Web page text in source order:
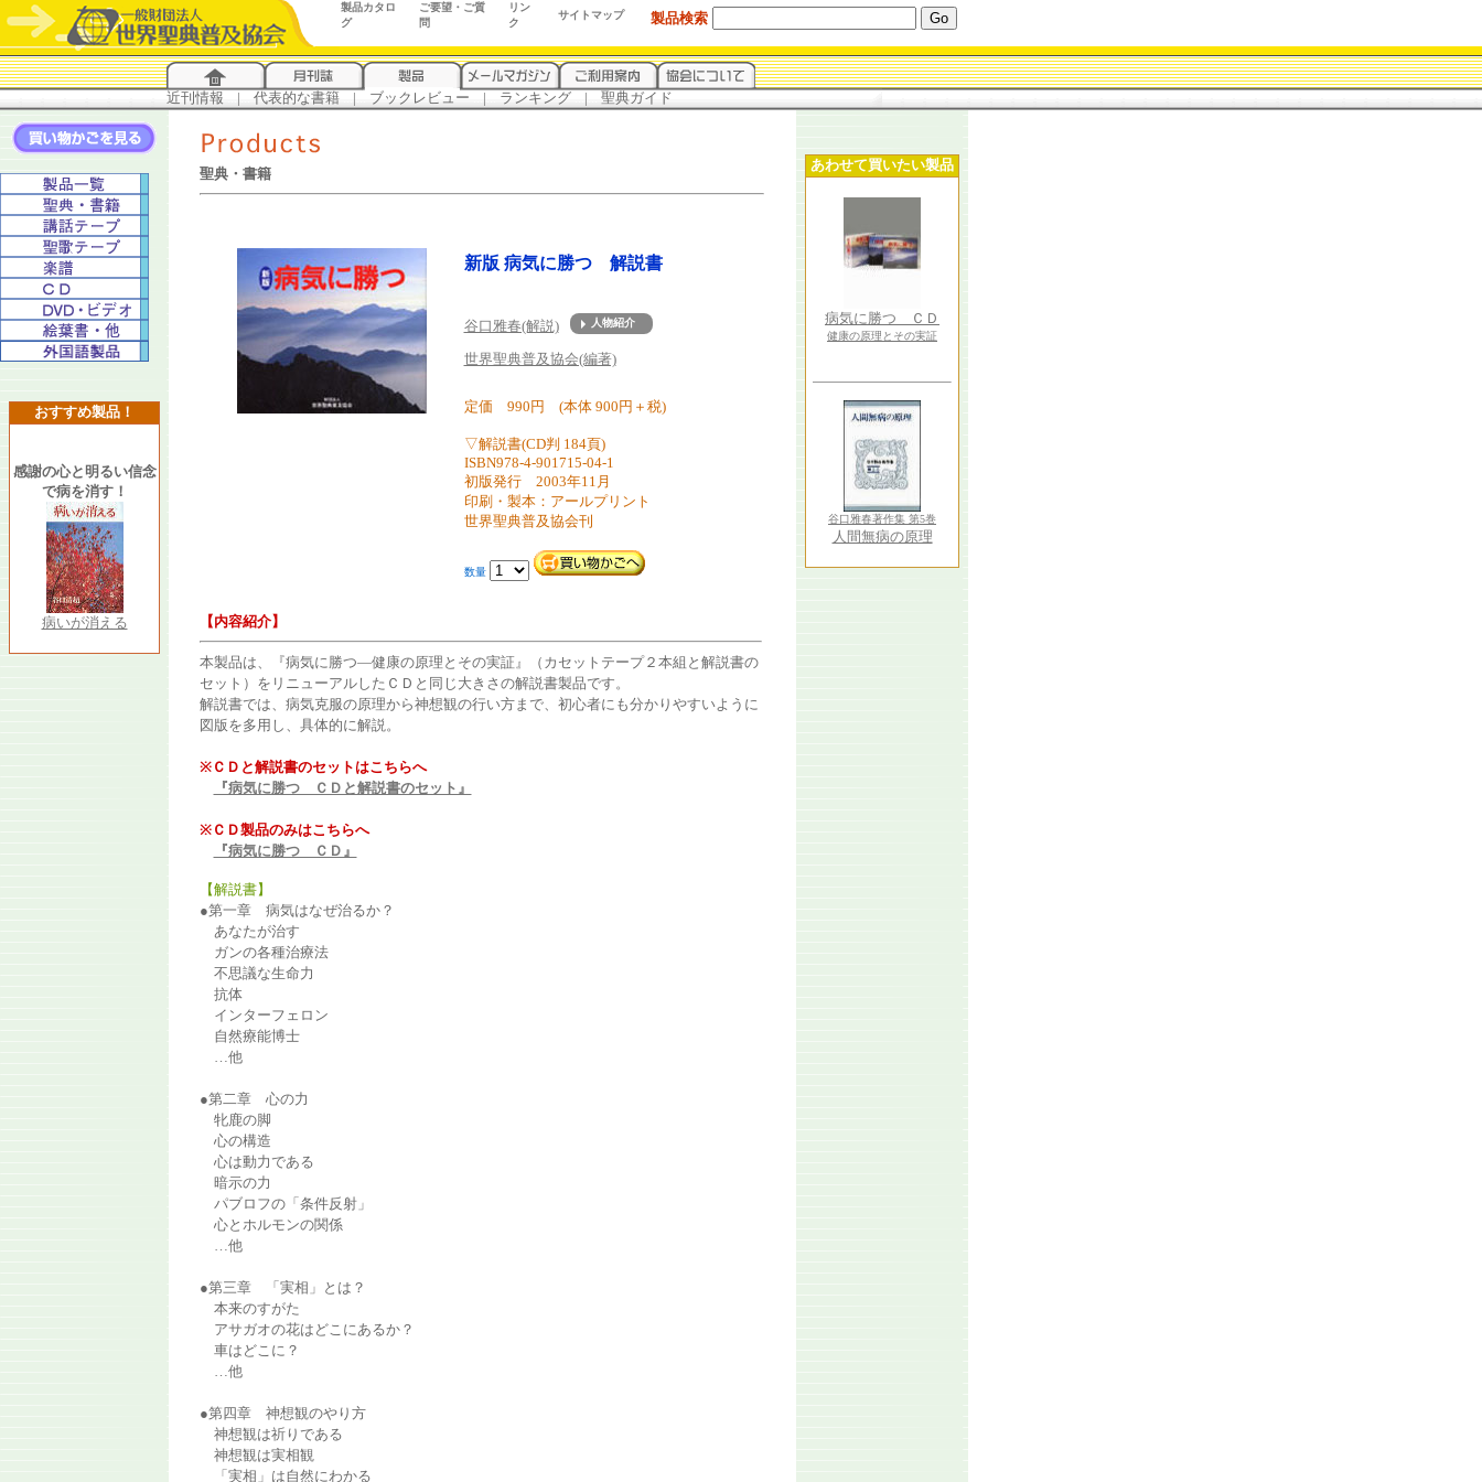
製品カタロ
グ
ご要望・ご質
問
リン
ク
サイトマップ 製品検索
近刊情報 | 代表的な書籍 | ブックレビュー | ランキング | 聖典ガイド
おすすめ製品！
感謝の心と明るい信念
で病を消す！
病いが消える
聖典・書籍
新版 病気に勝つ 解説書
谷口雅春(解説)
about
世界聖典普及協会(編著)
定価 990円 (本体 900円＋税)
▽解説書(CD判 184頁)
ISBN978-4-901715-04-1
初版発行 2003年11月
印刷・製本：アールプリント
世界聖典普及協会刊
数量
【内容紹介】
本製品は、『病気に勝つ―健康の原理とその実証』（カセットテープ２本組と解説書の
セット）をリニューアルしたＣＤと同じ大きさの解説書製品です。
解説書では、病気克服の原理から神想観の行い方まで、初心者にも分かりやすいように
図版を多用し、具体的に解説。
※ＣＤと解説書のセットはこちらへ
『病気に勝つ ＣＤと解説書のセット』
※ＣＤ製品のみはこちらへ
『病気に勝つ ＣＤ』
【解説書】
●第一章 病気はなぜ治るか？
あなたが治す
ガンの各種治療法
不思議な生命力
抗体
インターフェロン
自然療能博士
…他
●第二章 心の力
牝鹿の脚
心の構造
心は動力である
暗示の力
パブロフの「条件反射」
心とホルモンの関係
…他
●第三章 「実相」とは？
本来のすがた
アサガオの花はどこにあるか？
車はどこに？
…他
●第四章 神想観のやり方
神想観は祈りである
神想観は実相観
「実相」は自然にわかる
あわせて買いたい製品
病気に勝つ ＣＤ
健康の原理とその実証
谷口雅春著作集 第5巻
人間無病の原理